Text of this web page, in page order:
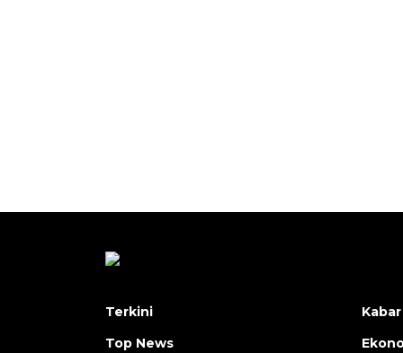
Terkini
Top News